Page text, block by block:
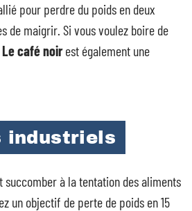
pour perdre du poids en deux
de maigrir. Si vous voulez boire de
Le café noirest également une
industriels
à la tentation des aliments
un objectif de perte de poids en 15